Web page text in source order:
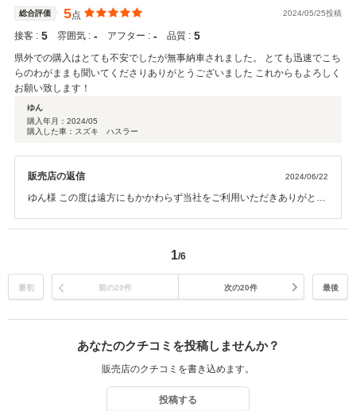
きの私たちだということ、お客様の存在はあたりまえではなく選んで
いただいている側だということ、今後も選ばれ続けるお店であるため
に努力をしなければならないことを教えていただいたように思いま
す。 その来ていただけるお客様お一人お一人を大切に、今後もお褒め
のお言葉に恥じないような対応を全スタッフができるよう、努めてま
いりたいと思います。 遠方ではありますが、遠くてもまた足を運んで
付き合いいただければ幸いです。 改めてこの度はありがとうございま
した。今後ともよろしくお願いいたします。
総合評価 5点 2024/05/25投稿
接客 : 5 雰囲気 : ‐ アフター : ‐ 品質 : 5
県外での購入はとても不安でしたが無事納車されました。 とても迅速でこち
らのわがままも聞いてくださりありがとうございました これからもよろしく
お願い致します！
ゆん
購入年月： 2024/05
購入した車：スズキ ハスラー
販売店の返信 2024/06/22
ゆん様 この度は遠方にもかかわらず当社をご利用いただきありがとう
訳ありませんでした。 無事にご希望のお車をお届けできて一安心で
お声がけください。 今後ともよろしくお願いいたします。
1/6
最初 前の20件 次の20件 最後
あなたのクチコミを投稿しませんか？
販売店のクチコミを書き込めます。
投稿する